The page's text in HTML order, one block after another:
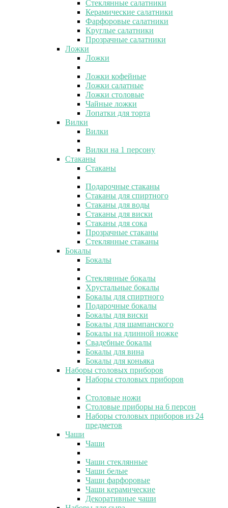
Стеклянные салатники
Керамические салатники
Фарфоровые салатники
Круглые салатники
Прозрачные салатники
Ложки
Ложки
Ложки кофейные
Ложки салатные
Ложки столовые
Чайные ложки
Лопатки для торта
Вилки
Вилки
Вилки на 1 персону
Стаканы
Стаканы
Подарочные стаканы
Стаканы для спиртного
Стаканы для воды
Стаканы для виски
Стаканы для сока
Прозрачные стаканы
Стеклянные стаканы
Бокалы
Бокалы
Стеклянные бокалы
Хрустальные бокалы
Бокалы для спиртного
Подарочные бокалы
Бокалы для виски
Бокалы для шампанского
Бокалы на длинной ножке
Свадебные бокалы
Бокалы для вина
Бокалы для коньяка
Наборы столовых приборов
Наборы столовых приборов
Столовые ножи
Столовые приборы на 6 персон
Наборы столовых приборов из 24
предметов
Чаши
Чаши
Чаши стеклянные
Чаши белые
Чаши фарфоровые
Чаши керамические
Декоративные чаши